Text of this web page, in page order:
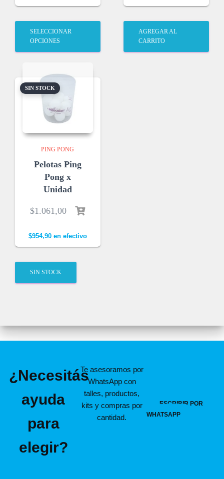
SELECCIONAR
OPCIONES
AGREGAR AL
CARRITO
SIN STOCK
PING PONG
Pelotas Ping
Pong x
Unidad
$1.061,00
$954,90en efectivo
SIN STOCK
¿Necesitás
ayuda
para
elegir?
Te asesoramos por
WhatsApp con
talles, productos,
kits y compras por
cantidad.
ESCRIBIR POR
WHATSAPP